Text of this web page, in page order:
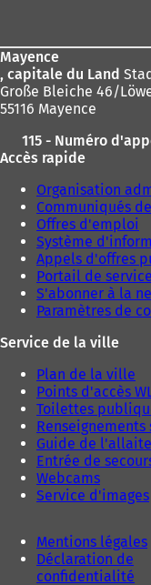
Mayence
, capitale du Land
Große Bleiche 46/
55116 Mayence
115 - Numéro
Accès rapide
Organisation
Communiqués
Offres d'emploi
Système
Appels d'offres
Portail de
S'abonner à la
Paramètres de
Service de la ville
Plan de la ville
Points d'accès
Toilettes
Guide de
Entrée de
Webcams
Service d'images
Mentions légales
Déclaration de
confidentialité